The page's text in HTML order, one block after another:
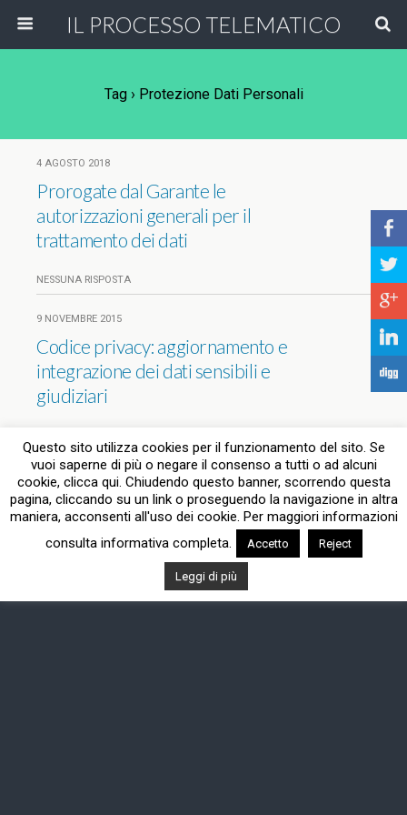
IL PROCESSO TELEMATICO
Tag › Protezione Dati Personali
4 AGOSTO 2018
Prorogate dal Garante le
autorizzazioni generali per il
trattamento dei dati
NESSUNA RISPOSTA
9 NOVEMBRE 2015
Codice privacy: aggiornamento e
integrazione dei dati sensibili e
giudiziari
Torna su
Dispositivo Portatile Pc Desktop
Questo sito utilizza cookies per il funzionamento del sito. Se
vuoi saperne di più o negare il consenso a tutti o ad alcuni
cookie, clicca qui. Chiudendo questo banner, scorrendo questa
pagina, cliccando su un link o proseguendo la navigazione in altra
maniera, acconsenti all'uso dei cookie. Per maggiori informazioni
consulta informativa completa.
Accetto Reject
Leggi di più
b
a
c
j
F